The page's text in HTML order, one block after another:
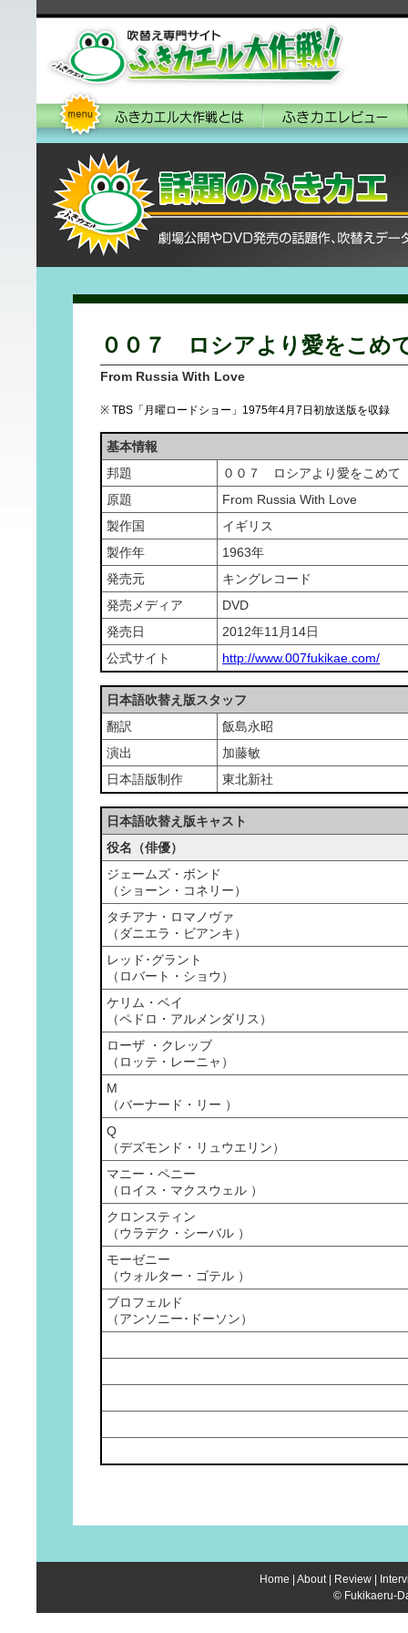
００７ ロシアより愛をこめ
From Russia With Love
※ TBS「月曜ロードショー」1975年4月7日初放送版を収録
基本情報
邦題
００７ ロシアより愛をこめて
原題
From Russia With Love
製作国
イギリス
製作年
1963年
発売元
キングレコード
発売メディア
DVD
発売日
2012年11月14日
公式サイト
http://www.007fukikae.com/
日本語吹替え版スタッフ
翻訳
飯島永昭
演出
加藤敏
日本語版制作
東北新社
日本語吹替え版キャスト
役名（俳優）
ジェームズ・ボンド
（ショーン・コネリー）
タチアナ・ロマノヴァ
（ダニエラ・ビアンキ）
レッド･グラント
（ロバート・ショウ）
ケリム・ベイ
（ペドロ・アルメンダリス）
ローザ ・クレッブ
（ロッテ・レーニャ）
M
（バーナード・リー ）
Q
（デズモンド・リュウエリン）
マニー・ペニー
（ロイス・マクスウェル ）
クロンスティン
（ウラデク・シーバル ）
モーゼニー
（ウォルター・ゴテル ）
ブロフェルド
（アンソニー･ドーソン）
Home About| Review
© Fukikaeru-